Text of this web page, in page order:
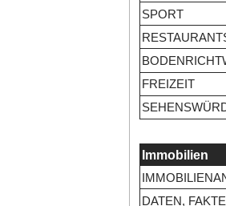
SPORT
FREIZEIT
Immobilien
DATEN,